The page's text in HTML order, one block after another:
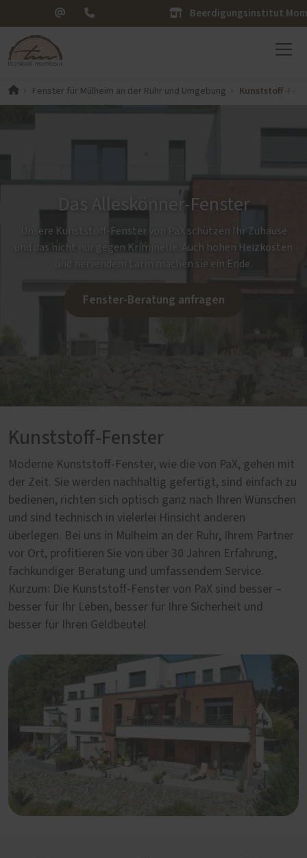
Beerdigungsinstitut
Fenster für Mülheim an der Ruhr und Umgebung Kunststoff-
Das Alleskönner-Fenster
Unsere Kunststoff-Fenster von PaX schützen Ihr Zuhause
und das nicht nur gegen Kriminelle. Auch hohen Heizkosten
und nervendem Lärm machen sie ein Ende.
Fenster-Beratung anfragen
Kunststoff-Fenster
Moderne Kunststoff-Fenster, wie die von PaX, gehen mit
der Zeit. Sie werden nachhaltig gefertigt, sind einfach zu
bedienen, richten sich optisch ganz nach Ihren Wünschen
und sind technisch in vielerlei Hinsicht anderen
überlegen. Bei uns in Mülheim an der Ruhr, Ihrem Partner
vor Ort, profitieren Sie von über 30 Jahren Erfahrung,
fachkundiger Beratung und umfassendem Service.
Kurzum: Die Kunststoff-Fenster von PaX sind besser –
besser für Ihr Leben, besser für Ihre Sicherheit und
besser für Ihren Geldbeutel.